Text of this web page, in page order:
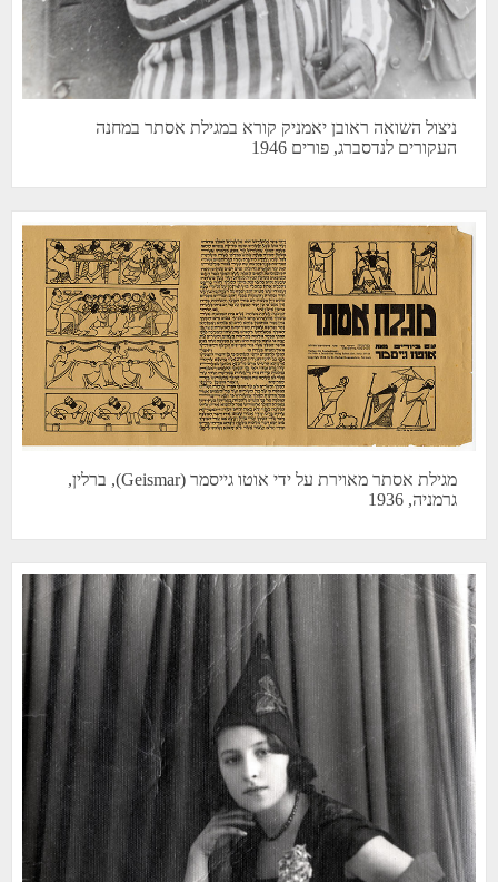
ניצול השואה ראובן יאמניק קורא במגילת אסתר במחנה
העקורים לנדסברג, פורים 1946
מגילת אסתר מאוירת על ידי אוטו גייסמר (Geismar), ברלין,
גרמניה, 1936